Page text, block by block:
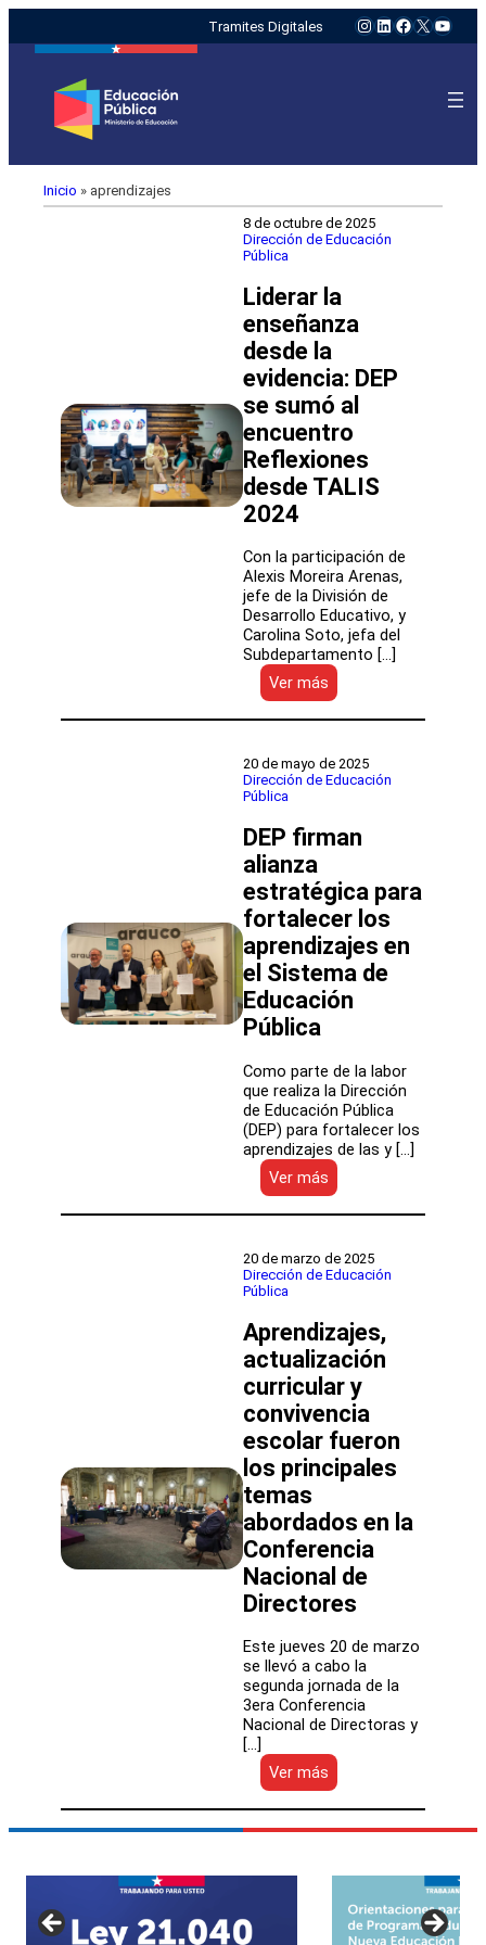
Tramites Digitales Instagram
LinkedIn
Facebook
X
Inicio » aprendizajes
8 de octubre de 2025
Dirección de Educación
Pública
Liderar la
enseñanza
desde la
evidencia: DEP
se sumó al
encuentro
Reflexiones
desde TALIS
2024
Con la participación de
Alexis Moreira Arenas,
jefe de la División de
Desarrollo Educativo, y
Carolina Soto, jefa del
Subdepartamento […]
Ver más
Liderar
la
desde
la
se
al
encuentro
Reflexiones
desde
TALIS
2024
20 de mayo de 2025
Dirección de Educación
Pública
DEP firman
alianza
estratégica para
fortalecer los
aprendizajes en
el Sistema de
Educación
Pública
Como parte de la labor
que realiza la Dirección
de Educación Pública
(DEP) para fortalecer los
aprendizajes de las y […]
Ver más
DEP
firman
estratégica
para
aprendizajes
en
el
Sistema
de
Educación
Pública
20 de marzo de 2025
Dirección de Educación
Pública
Aprendizajes,
actualización
curricular y
convivencia
escolar fueron
los principales
temas
abordados en la
Conferencia
Nacional de
Directores
Este jueves 20 de marzo
se llevó a cabo la
segunda jornada de la
3era Conferencia
Nacional de Directoras y
[…]
Ver más
Aprendizajes,
actualización
curricular
fueron
los